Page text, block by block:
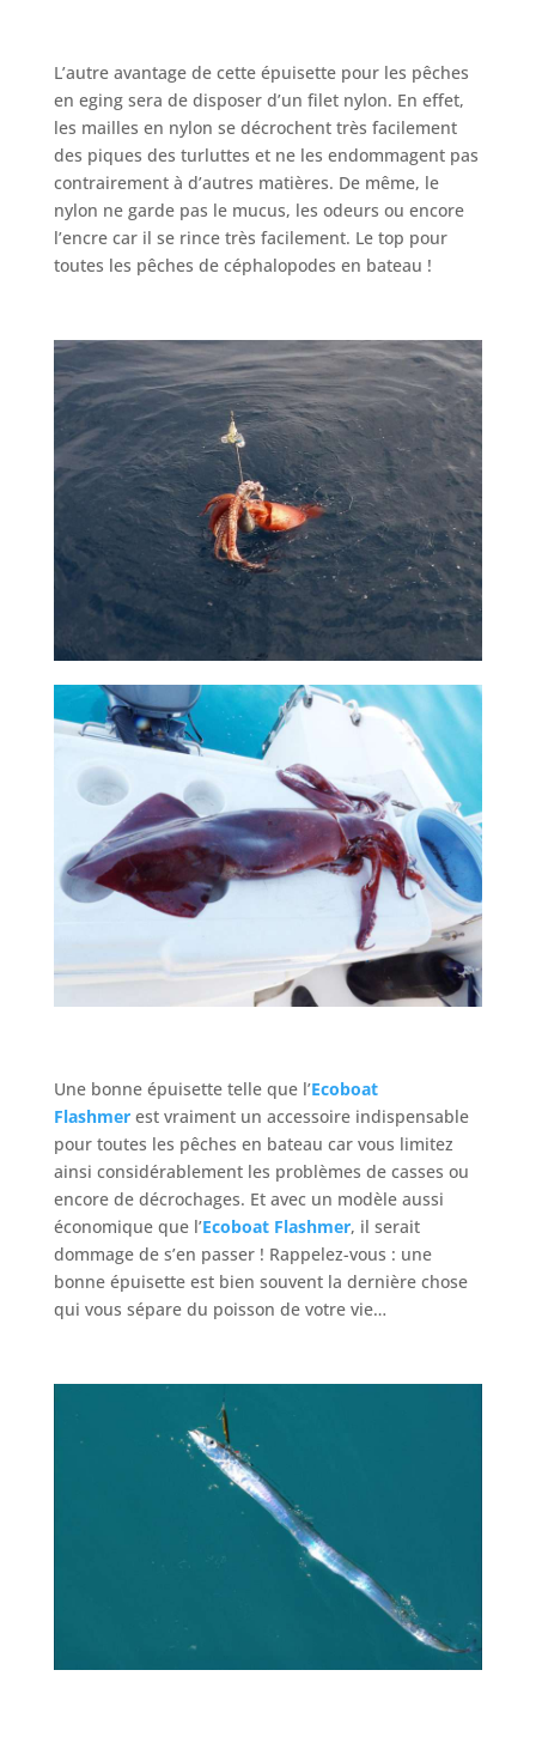
L’autre avantage de cette épuisette pour les pêches
en eging sera de disposer d’un filet nylon. En effet,
les mailles en nylon se décrochent très facilement
des piques des turluttes et ne les endommagent pas
contrairement à d’autres matières. De même, le
nylon ne garde pas le mucus, les odeurs ou encore
l’encre car il se rince très facilement. Le top pour
toutes les pêches de céphalopodes en bateau !
Une bonne épuisette telle que l’Ecoboat
Flashmer est vraiment un accessoire indispensable
pour toutes les pêches en bateau car vous limitez
ainsi considérablement les problèmes de casses ou
encore de décrochages. Et avec un modèle aussi
économique que l’Ecoboat Flashmer, il serait
dommage de s’en passer ! Rappelez-vous : une
bonne épuisette est bien souvent la dernière chose
qui vous sépare du poisson de votre vie…